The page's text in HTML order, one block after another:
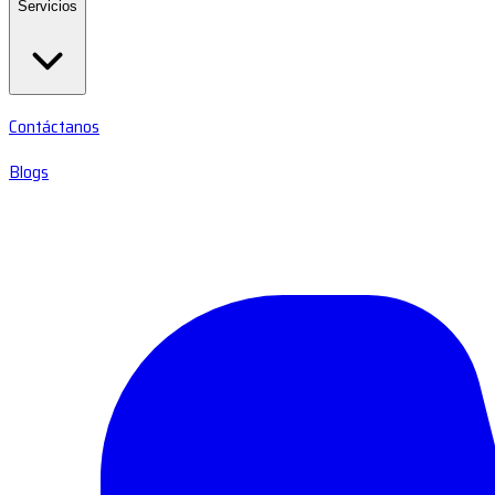
Servicios
Contáctanos
Blogs